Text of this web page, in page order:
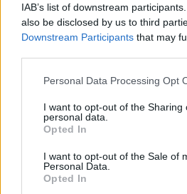
IAB’s list of downstream
also be disclosed by us to third
Downstream Participants that may
Please note that this website/app
not limited to your visit or usage
grant or deny consent to Google
use your data for below specified
consent section.
Personal Data Processing Opt
I want to opt-out of the Sharing
personal data.
Opted In
I want to opt-out of the Sale of
Personal Data.
Opted In
munkáltatói jogaikat
Sok volt az igazolatlan hiányzás,
A Szolnok megyei gazdák nagyon
Csendélet 5.0: alig balesetveszélyes
állapotban levő buszmegálló
élhető város
Pénteken újra csökken a benzin és a